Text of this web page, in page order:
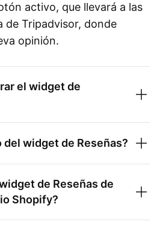
activo, que llevará a las
de Tripadvisor, donde
opinión.
el widget de
widget de Reseñas?
de Reseñas de
Shopify?